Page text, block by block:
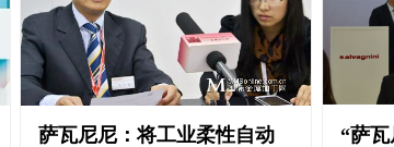
萨瓦尼尼：将工业柔性自动
“萨